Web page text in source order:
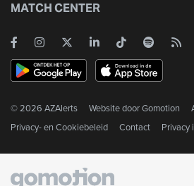
MATCH CENTER
© 2026 AZAlerts Website doorGomotion
Privacy- en Cookiebeleid
Contact Privacy